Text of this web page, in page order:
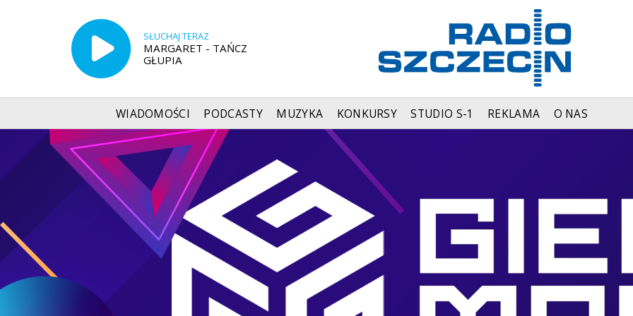
SŁUCHAJ TERAZ
MARGARET - TAŃCZ
GŁUPIA
WIADOMOŚCI PODCASTY MUZYKA KONKURSY STUDIO S-1 REKLAMA O NAS